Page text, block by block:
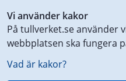
Vi använder kakor
På tullverket.se använder
webbplatsen ska fungera
Vad är kakor?
till
innehåll
på
aktuell